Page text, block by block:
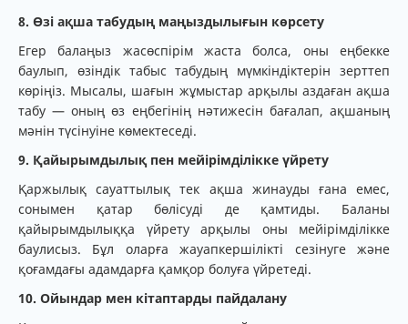
8. Өзі ақша табудың маңыздылығын көрсету
Егер балаңыз жасөспірім жаста болса, оны еңбекке
баулып, өзіндік табыс табудың мүмкіндіктерін зерттеп
көріңіз. Мысалы, шағын жұмыстар арқылы аздаған ақша
табу — оның өз еңбегінің нәтижесін бағалап, ақшаның
мәнін түсінуіне көмектеседі.
9. Қайырымдылық пен мейірімділікке үйрету
Қаржылық сауаттылық тек ақша жинауды ғана емес,
сонымен қатар бөлісуді де қамтиды. Баланы
қайырымдылыққа үйрету арқылы оны мейірімділікке
баулисыз. Бұл оларға жауапкершілікті сезінуге және
қоғамдағы адамдарға қамқор болуға үйретеді.
10. Ойындар мен кітаптарды пайдалану